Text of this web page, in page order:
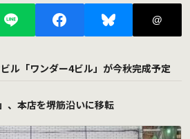
@
ル「ワンダー4ビル」が今秋完成予定
、本店を堺筋沿いに移転